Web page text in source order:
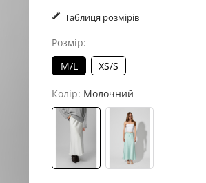
Таблиця розмірів
Розмір:
M/L
XS/S
Колір: Молочний